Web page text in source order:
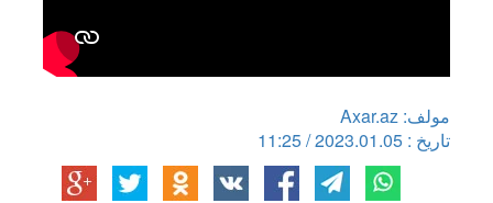
مولف: Axar.az
تاریخ : 2023.01.05 / 11:25